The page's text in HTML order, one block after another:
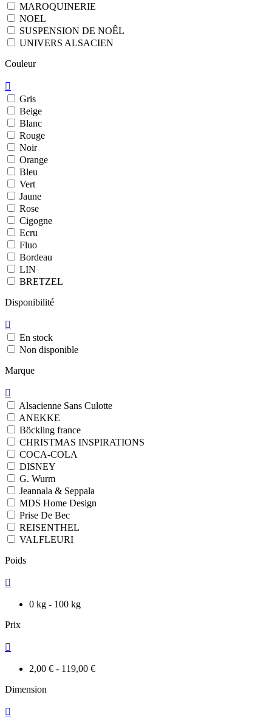
MAROQUINERIE
NOEL
SUSPENSION DE NOÊL
UNIVERS ALSACIEN
Couleur

Gris
Beige
Blanc
Rouge
Noir
Orange
Bleu
Vert
Jaune
Rose
Cigogne
Ecru
Fluo
Bordeau
LIN
BRETZEL
Disponibilité

En stock
Non disponible
Marque

Alsacienne Sans Culotte
ANEKKE
Böckling france
CHRISTMAS INSPIRATIONS
COCA-COLA
DISNEY
G. Wurm
Jeannala & Seppala
MDS Home Design
Prise De Bec
REISENTHEL
VALFLEURI
Poids

0 kg - 100 kg
Prix

2,00 € - 119,00 €
Dimension
